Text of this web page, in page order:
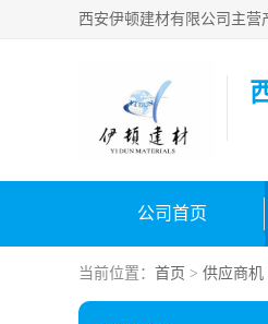
公司首页
当前位置： 首页 > 供应商机